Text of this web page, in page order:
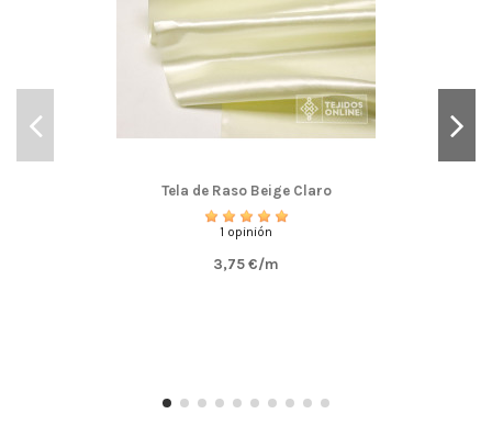
Tela de Raso Beige Claro
1 opinión
3,75 €/m